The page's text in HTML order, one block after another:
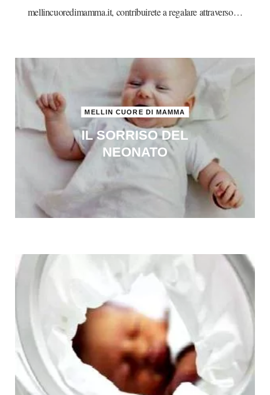
mellincuoredimamma.it, contribuirete a regalare attraverso…
MELLIN CUORE DI MAMMA
IL SORRISO DEL
NEONATO